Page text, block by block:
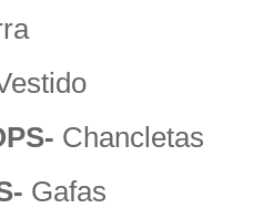
Chancletas
Gafas